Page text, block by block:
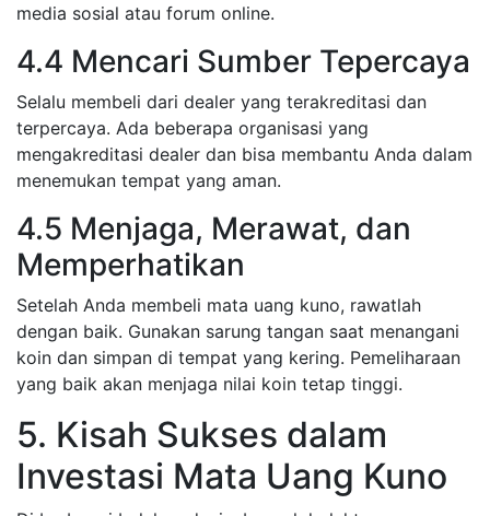
media sosial atau forum online.
4.4 Mencari Sumber Tepercaya
Selalu membeli dari dealer yang terakreditasi dan
terpercaya. Ada beberapa organisasi yang
mengakreditasi dealer dan bisa membantu Anda dalam
menemukan tempat yang aman.
4.5 Menjaga, Merawat, dan
Memperhatikan
Setelah Anda membeli mata uang kuno, rawatlah
dengan baik. Gunakan sarung tangan saat menangani
koin dan simpan di tempat yang kering. Pemeliharaan
yang baik akan menjaga nilai koin tetap tinggi.
5. Kisah Sukses dalam
Investasi Mata Uang Kuno